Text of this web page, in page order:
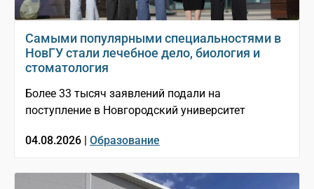
Самыми популярными специальностями в
НовГУ стали лечебное дело, биология и
стоматология
Более 33 тысяч заявлений подали на
поступление в Новгородский университет
04.08.2026 | Образование